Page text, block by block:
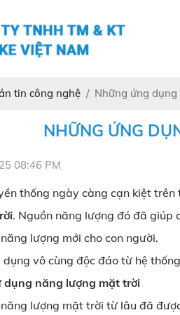
tin công nghệ Những ứng
NHỮNG ỨNG
08:46 PM
thống ngày càng cạn kiệt
. Nguồn năng lượng đó đã giúp
lượng mới cho con người.
vô cùng độc đáo từ hệ
dụng năng lượng mặt trời
lượng mặt trời từ lâu đã